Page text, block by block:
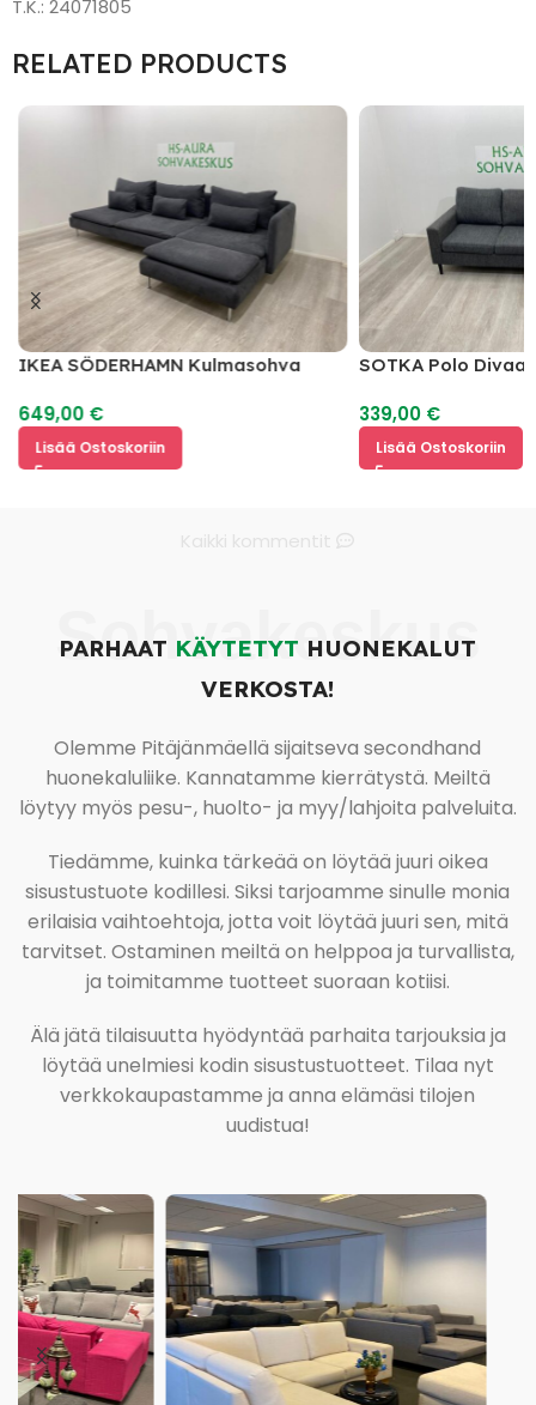
T.K.: 24071805
RELATED PRODUCTS
IKEA SÖDERHAMN Kulmasohva
649,00 €
Lisää Ostoskoriin
SOTKA Polo
339,00 €
Lisää Ostoskoriin
Sohvakeskus
PARHAAT KÄYTETYT HUONEKALUT
VERKOSTA!
Olemme Pitäjänmäellä sijaitseva secondhand
huonekaluliike. Kannatamme kierrätystä. Meiltä
löytyy myös pesu-, huolto- ja myy/lahjoita palveluita.
Tiedämme, kuinka tärkeää on löytää juuri oikea
sisustustuote kodillesi. Siksi tarjoamme sinulle monia
erilaisia vaihtoehtoja, jotta voit löytää juuri sen, mitä
tarvitset. Ostaminen meiltä on helppoa ja turvallista,
ja toimitamme tuotteet suoraan kotiisi.
Älä jätä tilaisuutta hyödyntää parhaita tarjouksia ja
löytää unelmiesi kodin sisustustuotteet. Tilaa nyt
verkkokaupastamme ja anna elämäsi tilojen
uudistua!